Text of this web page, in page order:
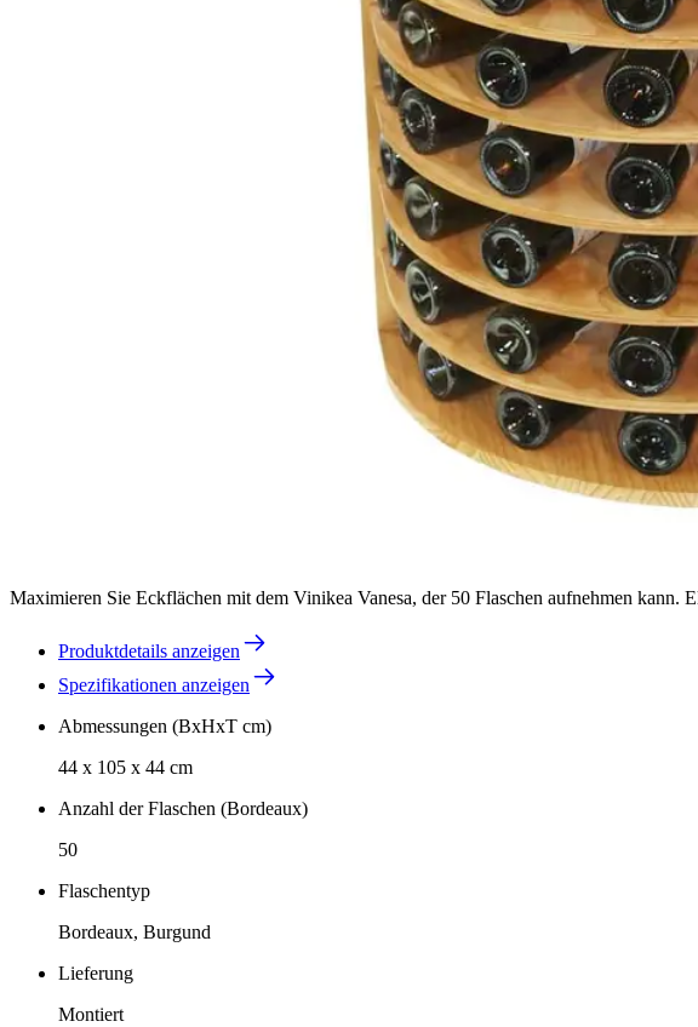
Maximieren Sie Eckflächen mit dem Vinikea Vanesa, der 50 Flaschen aufnehmen kann.
Produktdetails anzeigen
Spezifikationen anzeigen
Abmessungen (BxHxT cm)
44 x 105 x 44 cm
Anzahl der Flaschen (Bordeaux)
50
Flaschentyp
Bordeaux, Burgund
Lieferung
Montiert